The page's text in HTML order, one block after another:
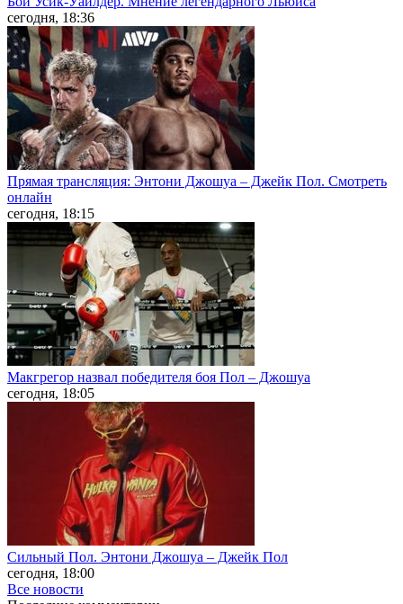
сегодня, 18:36
Прямая трансляция: Энтони Джошуа – Джейк Пол. Смотреть
онлайн
сегодня, 18:15
Макгрегор назвал победителя боя Пол – Джошуа
сегодня, 18:05
Сильный Пол. Энтони Джошуа – Джейк Пол
сегодня, 18:00
Все новости